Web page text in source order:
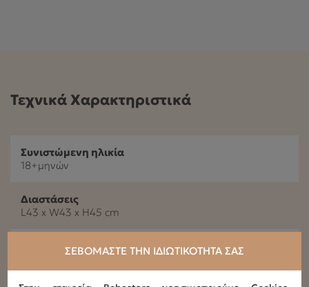
Τεχνικά Χαρακτηριστικά
Συνιστώμενη ηλικία
18+μηνών
Διαστάσεις
L43 x W43 x H45 cm
Συνολικό φορτίο
ΣΕΒΌΜΑΣΤΕ ΤΗΝ ΙΔΙΩΤΙΚΌΤΗΤΆ ΣΑΣ